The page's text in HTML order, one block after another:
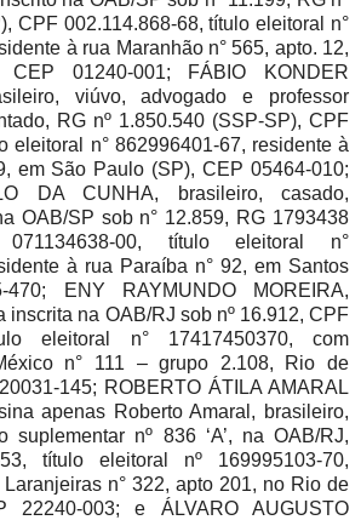
CPF 002.114.868-68, título eleitoral n°
à rua Maranhão n° 565, apto. 12,
01240-001; FÁBIO KONDER
viúvo, advogado e professor
RG nº 1.850.540 (SSP-SP), CPF
eleitoral n° 862996401-67, residente à
em São Paulo (SP), CEP 05464-010;
DA CUNHA, brasileiro, casado,
OAB/SP sob n° 12.859, RG 1793438
00, título eleitoral n°
à rua Paraíba n° 92, em Santos
ENY RAYMUNDO MOREIRA,
inscrita na OAB/RJ sob nº 16.912, CPF
eleitoral n° 17417450370, com
n° 111 – grupo 2.108, Rio de
145; ROBERTO ÁTILA AMARAL
apenas Roberto Amaral, brasileiro,
suplementar nº 836 ‘A’, na OAB/RJ,
título eleitoral nº 169995103-70,
n° 322, apto 201, no Rio de
22240-003; e ÁLVARO AUGUSTO